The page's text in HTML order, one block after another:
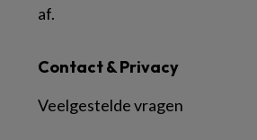
Contact & Privacy
Veelgestelde vragen
af.